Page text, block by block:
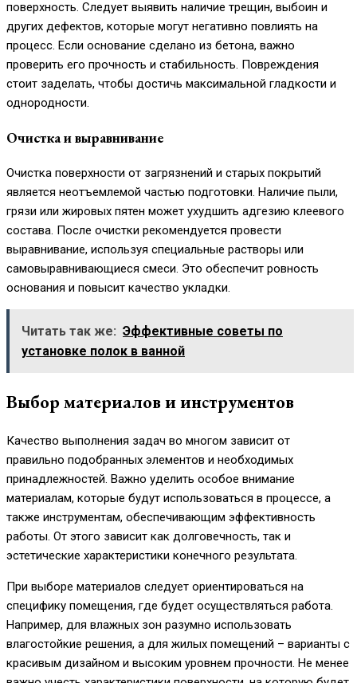
поверхность. Следует выявить наличие трещин, выбоин и
других дефектов, которые могут негативно повлиять на
процесс. Если основание сделано из бетона, важно
проверить его прочность и стабильность. Повреждения
стоит заделать, чтобы достичь максимальной гладкости и
однородности.
Очистка и выравнивание
Очистка поверхности от загрязнений и старых покрытий
является неотъемлемой частью подготовки. Наличие пыли,
грязи или жировых пятен может ухудшить адгезию клеевого
состава. После очистки рекомендуется провести
выравнивание, используя специальные растворы или
самовыравнивающиеся смеси. Это обеспечит ровность
основания и повысит качество укладки.
Читать так же: Эффективные советы по
установке полок в ванной
Выбор материалов и инструментов
Качество выполнения задач во многом зависит от
правильно подобранных элементов и необходимых
принадлежностей. Важно уделить особое внимание
материалам, которые будут использоваться в процессе, а
также инструментам, обеспечивающим эффективность
работы. От этого зависит как долговечность, так и
эстетические характеристики конечного результата.
При выборе материалов следует ориентироваться на
специфику помещения, где будет осуществляться работа.
Например, для влажных зон разумно использовать
влагостойкие решения, а для жилых помещений – варианты с
красивым дизайном и высоким уровнем прочности. Не менее